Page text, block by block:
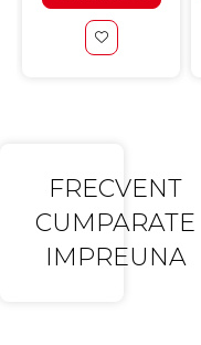
FRECVENT
CUMPARATE
IMPREUNA